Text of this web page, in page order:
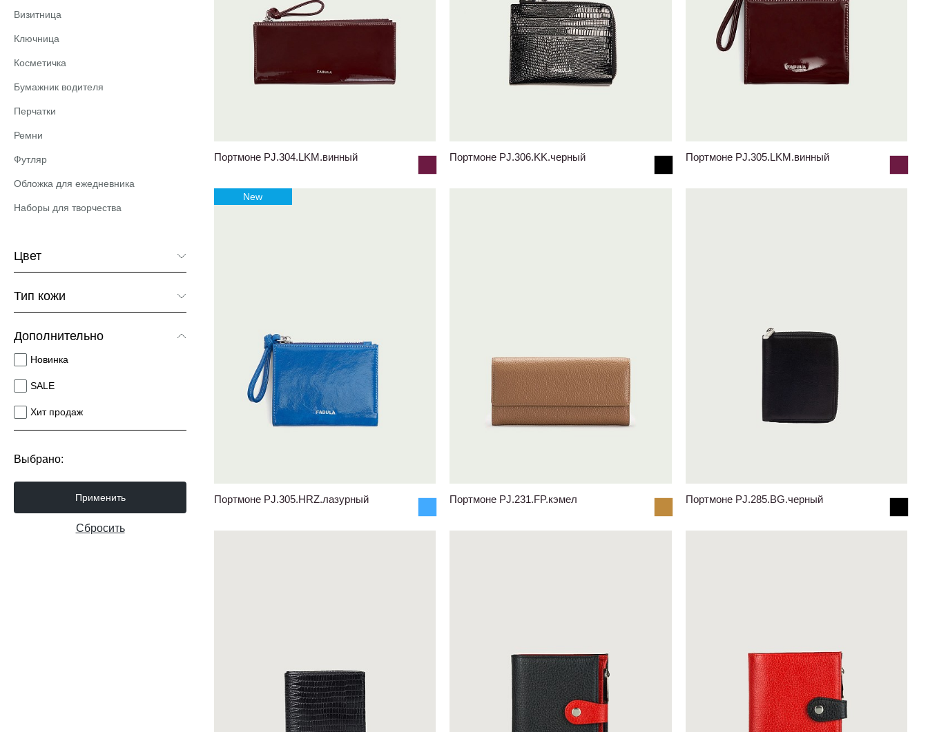
Визитница
Ключница
Косметичка
Бумажник водителя
Перчатки
Ремни
Футляр
Обложка для ежедневника
Наборы для творчества
Цвет
Синий
Черный
Тип кожи
Дополнительно
Новинка
SALE
Хит продаж
Выбрано:
Применить
Сбросить
Портмоне PJ.304.LKM.винный Портмоне PJ.306.KK.черный Портмоне PJ.305.LKM.винный
New
Портмоне PJ.305.HRZ.лазурный Портмоне PJ.231.FP.кэмел Портмоне PJ.285.BG.черный